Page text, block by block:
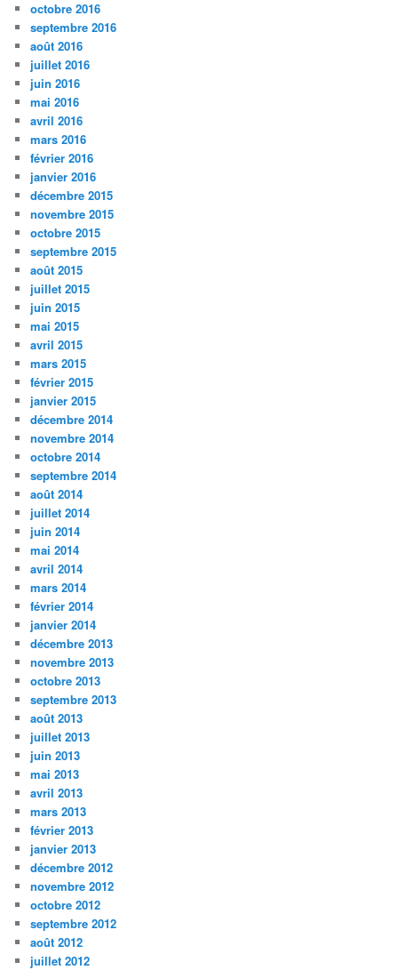
octobre 2016
septembre 2016
août 2016
juillet 2016
juin 2016
mai 2016
avril 2016
mars 2016
février 2016
janvier 2016
décembre 2015
novembre 2015
octobre 2015
septembre 2015
août 2015
juillet 2015
juin 2015
mai 2015
avril 2015
mars 2015
février 2015
janvier 2015
décembre 2014
novembre 2014
octobre 2014
septembre 2014
août 2014
juillet 2014
juin 2014
mai 2014
avril 2014
mars 2014
février 2014
janvier 2014
décembre 2013
novembre 2013
octobre 2013
septembre 2013
août 2013
juillet 2013
juin 2013
mai 2013
avril 2013
mars 2013
février 2013
janvier 2013
décembre 2012
novembre 2012
octobre 2012
septembre 2012
août 2012
juillet 2012